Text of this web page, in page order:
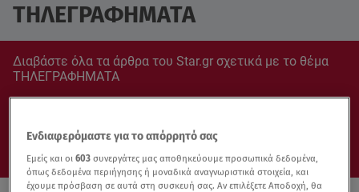
ΤΗΛΕΓΡΑΦΗΜΑΤΑ
Διαβάστε όλα τα άρθρα του Star.gr σχετικά με το θέμα
ΤΗΛΕΓΡΑΦΗΜΑΤΑ
Ενδιαφερόμαστε για το απόρρητό σας
Εμείς και οι603 συνεργάτες μας αποθηκεύουμε προσωπικά δεδομένα,
όπως δεδομένα περιήγησης ή μοναδικά αναγνωριστικά στοιχεία, και
έχουμε πρόσβαση σε αυτά στη συσκευή σας. Αν επιλέξετε Αποδοχή, θα